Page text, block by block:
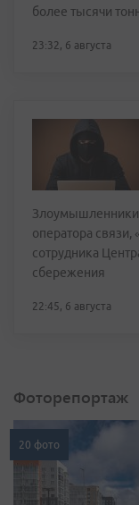
более тысячи
23:32, 6 августа
Злоумышленники
оператора связи,
сотрудника
сбережения
22:45, 6 августа
Фоторепортаж
20 фото